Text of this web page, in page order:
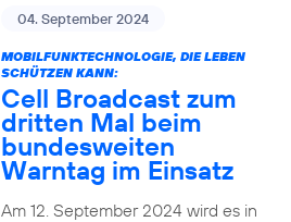
04. September 2024
MOBILFUNKTECHNOLOGIE, DIE LEBEN
SCHÜTZEN KANN:
Cell Broadcast zum
dritten Mal beim
bundesweiten
Warntag im Einsatz
Am 12. September 2024 wird es in